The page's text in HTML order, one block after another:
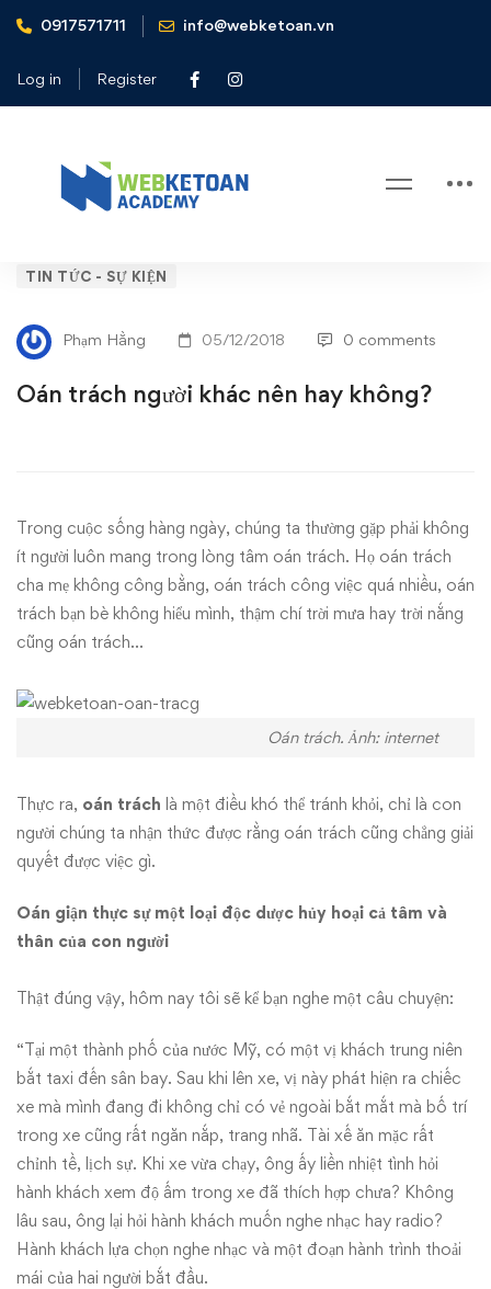
0917571711 info@webketoan.vn
Log in Register
Home
Tin tức - Sự kiện
Oán
trách
người
hay
không?
TIN TỨC - SỰ KIỆN
Phạm Hằng 05/12/2018 0 comments
Oán trách người khác nên hay không?
Trong cuộc sống hàng ngày, chúng ta thường gặp phải không
ít người luôn mang trong lòng tâm oán trách. Họ oán trách
cha mẹ không công bằng, oán trách công việc quá nhiều, oán
trách bạn bè không hiểu mình, thậm chí trời mưa hay trời nắng
cũng oán trách…
Oán trách. Ảnh: internet
Thực ra, oán trách là một điều khó thể tránh khỏi, chỉ là con
người chúng ta nhận thức được rằng oán trách cũng chẳng giải
quyết được việc gì.
Oán giận thực sự một loại độc dược hủy hoại cả tâm và
thân của con người
Thật đúng vậy, hôm nay tôi sẽ kể bạn nghe một câu chuyện:
“Tại một thành phố của nước Mỹ, có một vị khách trung niên
bắt taxi đến sân bay. Sau khi lên xe, vị này phát hiện ra chiếc
xe mà mình đang đi không chỉ có vẻ ngoài bắt mắt mà bố trí
trong xe cũng rất ngăn nắp, trang nhã. Tài xế ăn mặc rất
chỉnh tề, lịch sự. Khi xe vừa chạy, ông ấy liền nhiệt tình hỏi
hành khách xem độ ấm trong xe đã thích hợp chưa? Không
lâu sau, ông lại hỏi hành khách muốn nghe nhạc hay radio?
Hành khách lựa chọn nghe nhạc và một đoạn hành trình thoải
mái của hai người bắt đầu.